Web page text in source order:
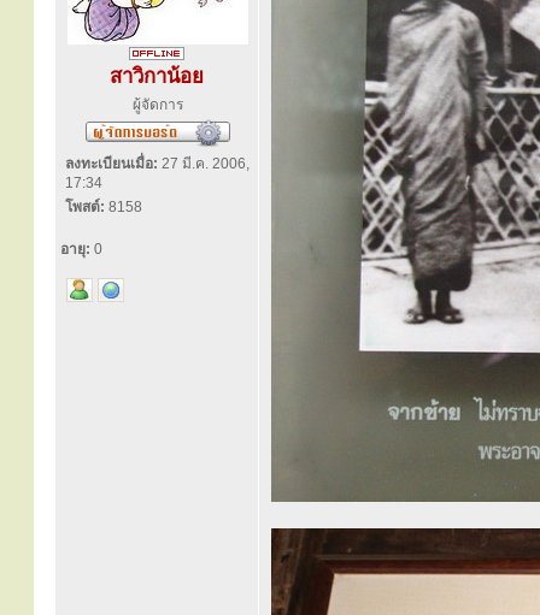
สาวิกาน้อย
ผู้จัดการ
ลงทะเบียนเมื่อ: 27 มี.ค. 2006,
17:34
โพสต์: 8158
อายุ: 0